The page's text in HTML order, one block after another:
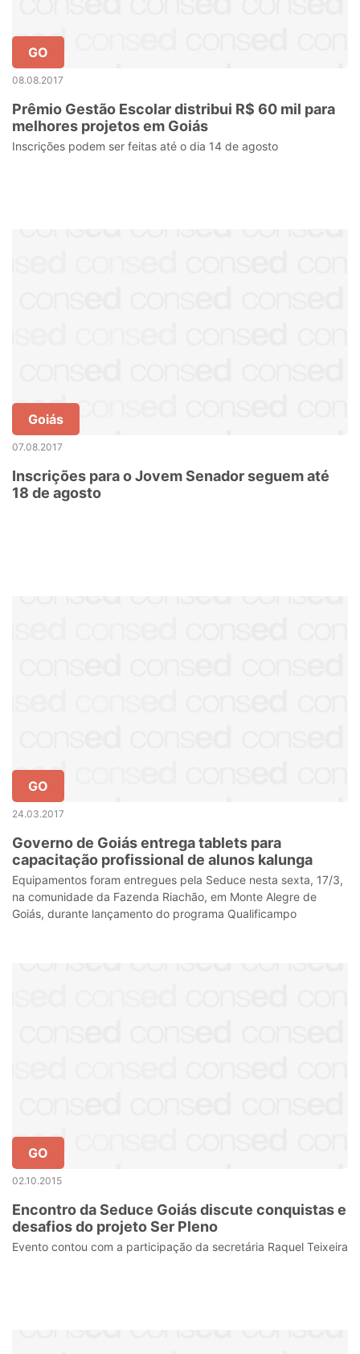
GO
08.08.2017
Prêmio Gestão Escolar distribui R$ 60 mil para
melhores projetos em Goiás
Inscrições podem ser feitas até o dia 14 de agosto
Goiás
07.08.2017
Inscrições para o Jovem Senador seguem até
18 de agosto
GO
24.03.2017
Governo de Goiás entrega tablets para
capacitação profissional de alunos kalunga
Equipamentos foram entregues pela Seduce nesta sexta, 17/3,
na comunidade da Fazenda Riachão, em Monte Alegre de
Goiás, durante lançamento do programa Qualificampo
GO
02.10.2015
Encontro da Seduce Goiás discute conquistas e
desafios do projeto Ser Pleno
Evento contou com a participação da secretária Raquel Teixeira